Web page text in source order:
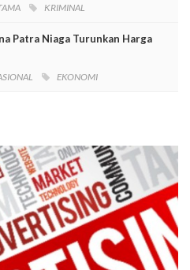
KRIMINAL
Patra Niaga Turunkan Harga
EKONOMI